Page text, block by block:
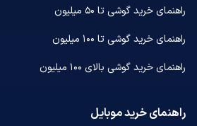
راهنمای خرید گوشی تا ۵۰ میلیون
راهنمای خرید گوشی تا ۱۰۰ میلیون
راهنمای خرید گوشی بالای ۱۰۰ میلیون
راهنمای خرید موبایل